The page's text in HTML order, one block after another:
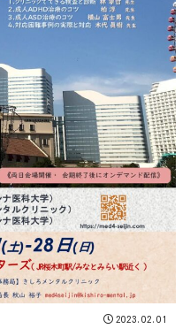
2023.02.01